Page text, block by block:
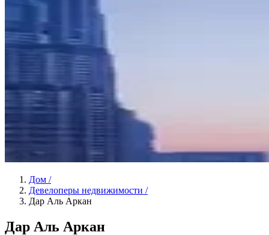
Дом /
Девелоперы недвижимости /
Дар Аль Аркан
Дар Аль Аркан